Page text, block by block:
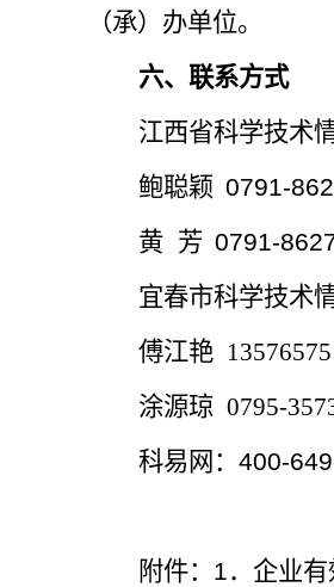
（承）办单位。
六、联系方式
江西省科学技术
鲍聪颖 0791-
黄 芳 0791-
宜春市科学技术
傅江艳
涂源琼 0795-
科易网： 400-
附件： 1．企业